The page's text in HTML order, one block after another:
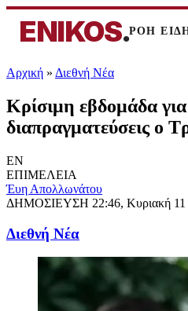
ENIKOS.ΡΟΗ
Αρχική » Διεθνή Νέα
Κρίσιμη εβδομάδα
διαπραγματεύσεις ο
EN
ΕΠΙΜΕΛΕΙΑ
Έυη Απολλωνάτου
ΔΗΜΟΣΙΕΥΣΗ 22:46, Κυριακή
Διεθνή Νέα